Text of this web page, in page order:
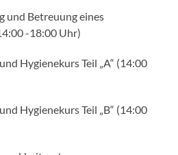
und Betreuung eines
-18:00 Uhr)
Hygienekurs Teil „A“ (14:00
Hygienekurs Teil „B“ (14:00